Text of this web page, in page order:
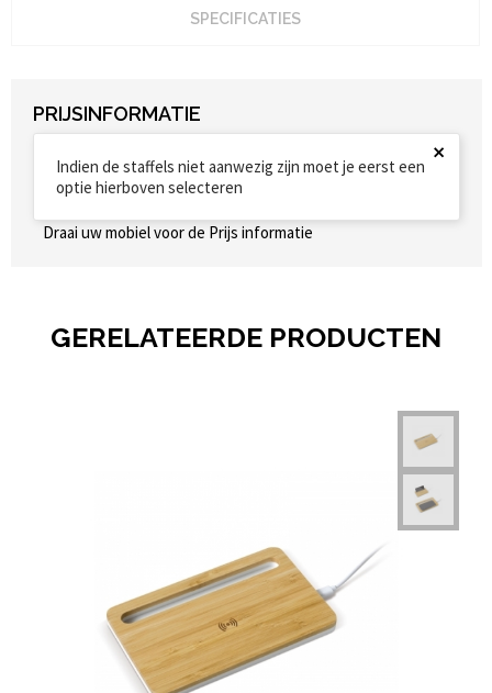
SPECIFICATIES
PRIJSINFORMATIE
Indien de staffels niet aanwezig zijn moet je eerst een
optie hierboven selecteren
×
Draai uw mobiel voor de Prijs informatie
GERELATEERDE PRODUCTEN